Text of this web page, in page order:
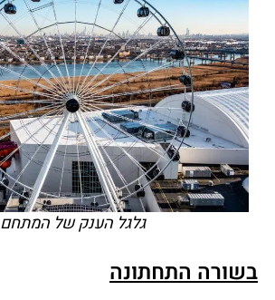
גלגל הענק של המתחם
בשורה התחתונה